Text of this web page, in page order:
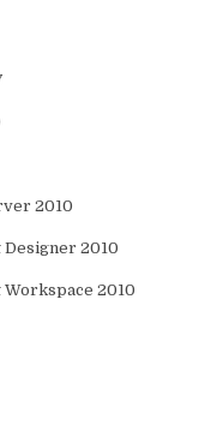
2010
2010
2010